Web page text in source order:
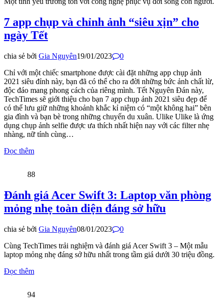
7 app chụp và chỉnh ảnh “siêu xịn” cho
ngày Tết
chia sẻ bởi Gia Nguyên19/01/2023
0
Chỉ với một chiếc smartphone được cài đặt những app chụp ảnh
2021 siêu đỉnh này, bạn đã có thể cho ra đời những bức ảnh chất lừ,
độc đáo mang phong cách của riêng mình. Tết Nguyên Đán này,
TechTimes sẽ giới thiệu cho bạn 7 app chụp ảnh 2021 siêu đẹp để
có thể lưu giữ những khoảnh khắc kỉ niệm có “một không hai” bên
gia đình và bạn bè trong những chuyến du xuân. Ulike Ulike là ứng
dụng chụp ảnh selfie được ưa thích nhất hiện nay với các filter nhẹ
nhàng, nữ tính cùng…
Đọc thêm
88
Đánh giá Acer Swift 3: Laptop văn phòng
mỏng nhẹ toàn diện đáng sở hữu
chia sẻ bởi Gia Nguyên08/01/2023
0
Cùng TechTimes trải nghiệm và đánh giá Acer Swift 3 – Một mẫu
laptop mỏng nhẹ đáng sở hữu nhất trong tầm giá dưới 30 triệu đồng.
Đọc thêm
94